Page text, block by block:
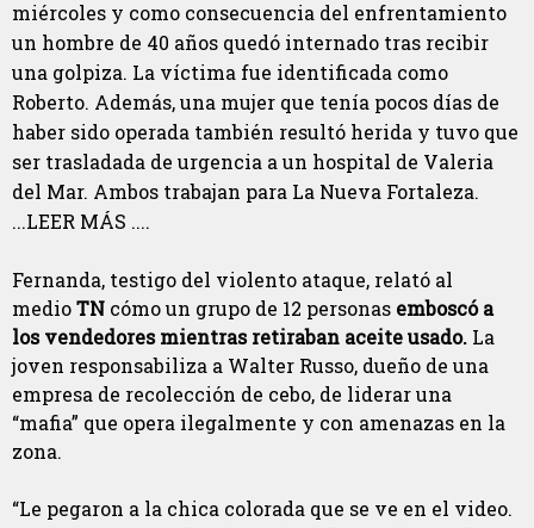
miércoles y como consecuencia del enfrentamiento
un hombre de 40 años quedó internado tras recibir
una golpiza. La víctima fue identificada como
Roberto. Además, una mujer que tenía pocos días de
haber sido operada también resultó herida y tuvo que
ser trasladada de urgencia a un hospital de Valeria
del Mar. Ambos trabajan para La Nueva Fortaleza.
...LEER MÁS ....
Fernanda, testigo del violento ataque, relató al
medioTN cómo un grupo de 12 personas emboscó a
los vendedores mientras retiraban aceite usado. La
joven responsabiliza a Walter Russo, dueño de una
empresa de recolección de cebo, de liderar una
“mafia” que opera ilegalmente y con amenazas en la
zona.
“Le pegaron a la chica colorada que se ve en el video.